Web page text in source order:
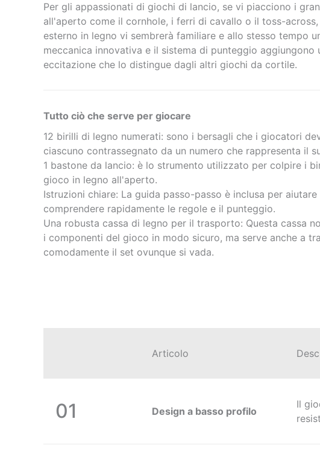
Per gli appassionati di giochi di lancio, se vi piacciono i
all'aperto come il cornhole, i ferri di cavallo o il toss-
esterno in legno vi sembrerà familiare e allo stesso tempo
meccanica innovativa e il sistema di punteggio aggiungono
eccitazione che lo distingue dagli altri giochi da cortile.
Tutto ciò che serve per giocare
12 birilli di legno numerati: sono i bersagli che i giocatori
ciascuno contrassegnato da un numero che rappresenta il
1 bastone da lancio: è lo strumento utilizzato per colpire i
gioco in legno all'aperto.
Istruzioni chiare: La guida passo-passo è inclusa per
comprendere rapidamente le regole e il punteggio.
Una robusta cassa di legno per il trasporto: Questa cassa
i componenti del gioco in modo sicuro, ma serve anche a
comodamente il set ovunque si vada.
Articolo Desc
01 Design a basso profilo
Il